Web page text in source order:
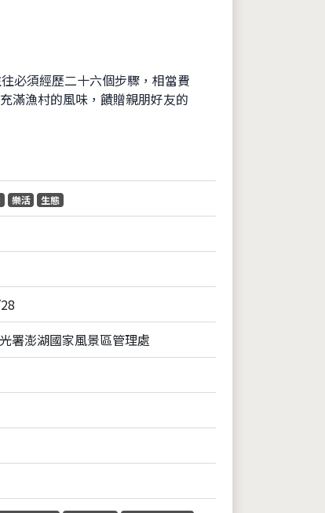
必須經歷二十六個步驟，相當費
滿漁村的風味，饋贈親朋好友的
樂活 生態
署澎湖國家風景區管理處